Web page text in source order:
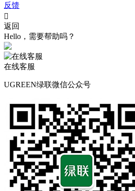
反馈

返回
Hello，需要帮助吗？
在线客服
UGREEN绿联微信公众号